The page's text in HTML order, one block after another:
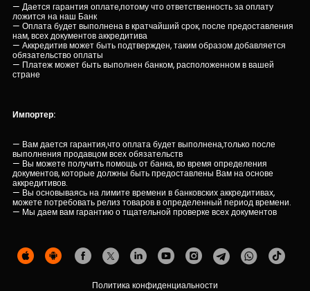
— Дается гарантия оплате,потому что ответственность за оплату
ложится на наш Банк
— Оплата будет выполнена в кратчайший срок, после предоставления
нам, всех документов аккредитива
— Аккредитив может быть подтвержден, таким образом добавляется
обязательство оплаты
— Платеж может быть выполнен банком, расположенном в вашей
стране
Импортер:
— Вам дается гарантия,что оплата будет выполнена,только после
выполнения продавцом всех обязательств
— Вы можете получить помощь от банка, во время определения
документов, которые должны быть предоставлены Вам на основе
аккредитивов.
— Вы основываясь на лимите времени в банковских аккредитивах,
можете потребовать релиз товаров в определенный период времени.
— Мы даем вам гарантию о тщательной проверке всех документов
Политика конфиденциальности